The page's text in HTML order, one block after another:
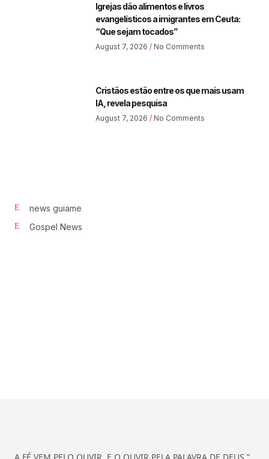
Igrejas dão alimentos e livros
evangelísticos a imigrantes em Ceuta:
“Que sejam tocados”
August 7, 2026 No Comments
Cristãos estão entre os que mais usam
IA, revela pesquisa
August 7, 2026 No Comments
news guiame
Gospel News